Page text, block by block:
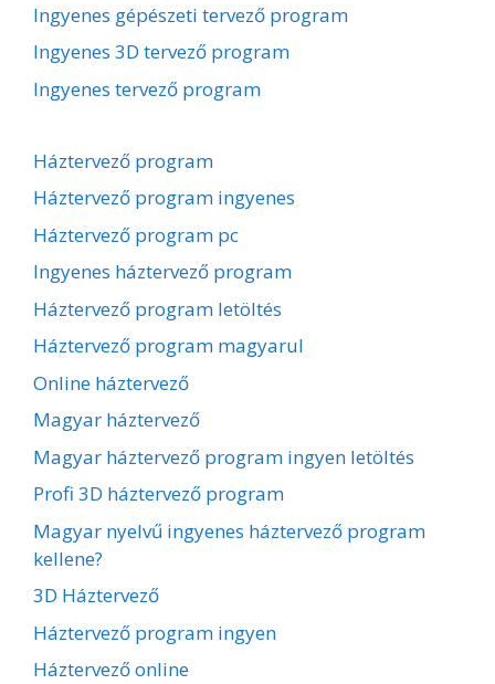
Ingyenes gépészeti tervező program
Ingyenes 3D tervező program
Ingyenes tervező program
Háztervező program
Háztervező program ingyenes
Háztervező program pc
Ingyenes háztervező program
Háztervező program letöltés
Háztervező program magyarul
Online háztervező
Magyar háztervező
Magyar háztervező program ingyen letöltés
Profi 3D háztervező program
Magyar nyelvű ingyenes háztervező program
kellene?
3D Háztervező
Háztervező program ingyen
Háztervező online